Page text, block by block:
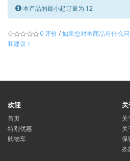
本产品的最小起订量为 12
0 评价/如果您对本商品有什么
和建议！
欢迎
首页
特别优惠
购物车
关
关
保
条